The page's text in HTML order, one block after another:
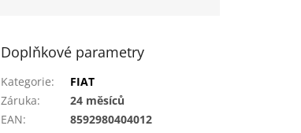
Doplňkové parametry
Kategorie:
FIAT
Záruka:
24 měsíců
EAN: 8592980404012